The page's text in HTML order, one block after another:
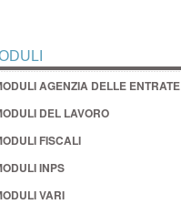
AGENZIA DELLE ENTRATE
DEL LAVORO
FISCALI
INPS
VARI